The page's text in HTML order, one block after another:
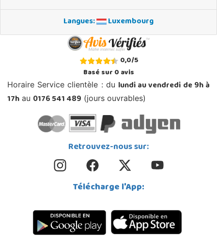
Langues:
Luxembourg
0,0/5
Basé sur0avis
Horaire Service clientèle : du lundi au vendredi de 9h à
17h au 0176 541 489 (jours ouvrables)
Retrouvez-nous sur:
Télécharge l'App: